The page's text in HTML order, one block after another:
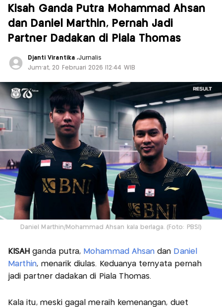
Kisah Ganda Putra Mohammad Ahsan
dan Daniel Marthin, Pernah Jadi
Partner Dadakan di Piala Thomas
Djanti Virantika ,Jurnalis
Jum'at, 20 Februari 2026 |12:44 WIB
Daniel Marthin/Mohammad Ahsan kala berlaga. (Foto: PBSI)
KISAHganda putra, Mohammad Ahsan dan Daniel
Marthin, menarik diulas. Keduanya ternyata pernah
jadi partner dadakan di Piala Thomas.
Kala itu, meski gagal meraih kemenangan, duet